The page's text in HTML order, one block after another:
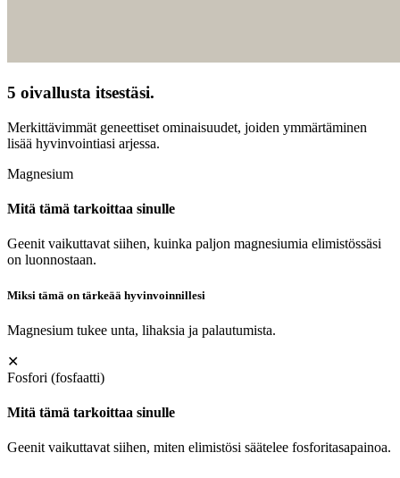
5 oivallusta itsestäsi.
Merkittävimmät geneettiset ominaisuudet, joiden ymmärtäminen
lisää hyvinvointiasi arjessa.
Magnesium
Mitä tämä tarkoittaa sinulle
Geenit vaikuttavat siihen, kuinka paljon magnesiumia elimistössäsi
on luonnostaan.
Miksi tämä on tärkeää hyvinvoinnillesi
Magnesium tukee unta, lihaksia ja palautumista.
✕
Fosfori (fosfaatti)
Mitä tämä tarkoittaa sinulle
Geenit vaikuttavat siihen, miten elimistösi säätelee fosforitasapainoa.